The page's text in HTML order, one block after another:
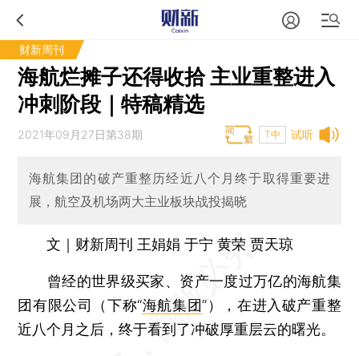
财新周刊
海航烂摊子还得收拾 主业重整进入
冲刺阶段｜特稿精选
试听
2021年09月27日第38期 T中
海航集团的破产重整历经近八个月终于取得重要进
展，航空及机场两大主业板块战投揭晓
文｜财新周刊 王娟娟 于宁 黄荣 贾天琼
曾经的世界级买家、资产一度过万亿的海航集
团有限公司（下称“海航集团”），在进入破产重整
近八个月之后，终于看到了冲破厚重层云的曙光。